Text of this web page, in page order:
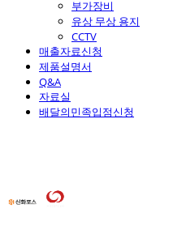
부가장비
유상 무상 용지
CCTV
매출자료신청
제품설명서
Q&A
자료실
배달의민족입점신청